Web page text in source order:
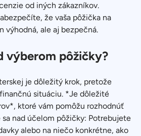
od iných zákazníkov.
že vaša pôžička na
výhodná, ale aj bezpečná.
výberom pôžičky?
je dôležitý krok, pretože
situáciu. *Je dôležité
ktoré vám pomôžu rozhodnúť
sa nad účelom pôžičky: Potrebujete
alebo na niečo konkrétne, ako